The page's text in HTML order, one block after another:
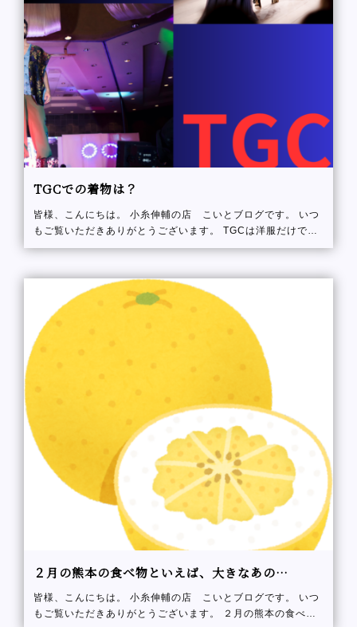
TGCでの着物は？
皆様、こんにちは。 小糸伸輔の店 こいとブログです。 いつ
もご覧いただきありがとうございます。 TGCは洋服だけでは
ない！ でも着物もでています。 前回、TGC KUMAMOTOを
２月の熊本の食べ物といえば、大きなあの…
皆様、こんにちは。 小糸伸輔の店 こいとブログです。 いつ
もご覧いただきありがとうございます。 ２月の熊本の食べ物